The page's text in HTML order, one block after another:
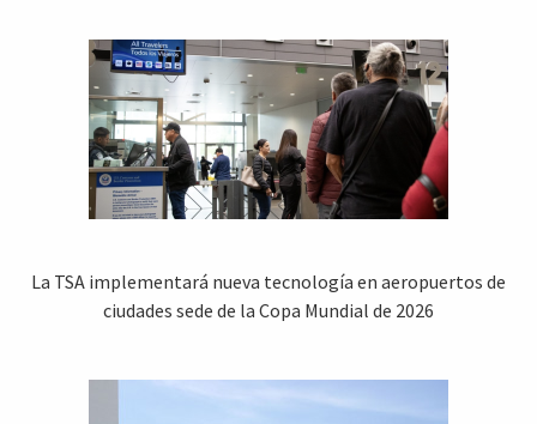
La TSA implementará nueva tecnología en aeropuertos de
ciudades sede de la Copa Mundial de 2026